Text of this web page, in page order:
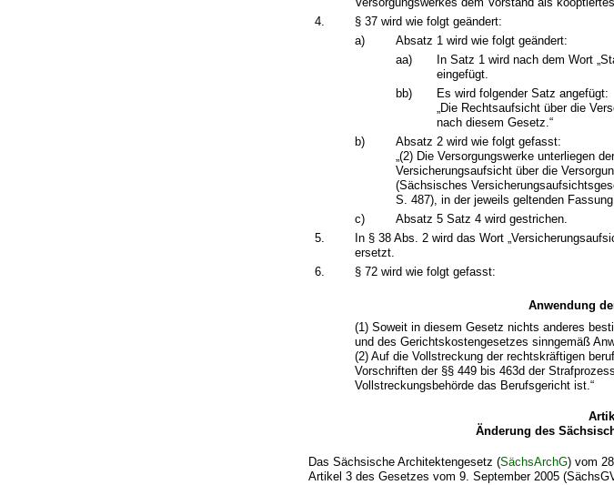
4.
§ 37 wird wie folgt geändert:
a)
Absatz 1 wird wie folgt geändert:
aa)
In Satz 1 wird nach dem Wort
eingefügt.
bb)
Es wird folgender Satz angefügt:
„Die Rechtsaufsicht über die
nach diesem Gesetz.“
b)
Absatz 2 wird wie folgt gefasst:
„(2) Die Versorgungswerke unterliegen
Versicherungsaufsicht über die
(Sächsisches
S. 487), in der jeweils geltenden
c)
Absatz 5 Satz 4 wird gestrichen.
5.
In § 38 Abs. 2 wird das Wort
ersetzt.
6.
§ 72 wird wie folgt gefasst:
Anwendung
(1) Soweit in diesem Gesetz nichts anderes
und des Gerichtskostengesetzes sinngemäß
(2) Auf die Vollstreckung der rechtskräftigen
Vorschriften der §§ 449 bis 463d der
Vollstreckungsbehörde das Berufsgericht ist.“
Änderung des
Das Sächsische Architektengesetz (SächsArchG) vom
Artikel 3 des Gesetzes vom 9. September 2005